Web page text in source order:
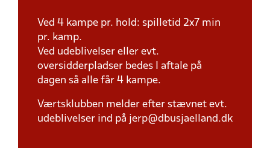
Ved 4 kampe pr. hold: spilletid 2x7 min
pr. kamp.
Ved udeblivelser eller evt.
oversidderpladser bedes I aftale på
dagen så alle får 4 kampe.
Værtsklubben melder efter stævnet evt.
udeblivelser ind på jerp@dbusjaelland.dk